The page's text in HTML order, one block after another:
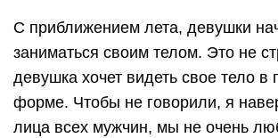
С приближением лета, девушки
заниматься своим телом. Это не
девушка хочет видеть свое тело в
форме. Чтобы не говорили, я
лица всех мужчин, мы не очень